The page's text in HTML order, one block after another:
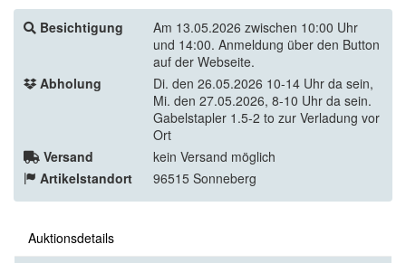
Besichtigung
Am 13.05.2026 zwischen 10:00 Uhr
und 14:00. Anmeldung über den Button
auf der Webseite.
Abholung
Di. den 26.05.2026 10-14 Uhr da sein,
Mi. den 27.05.2026, 8-10 Uhr da sein.
Gabelstapler 1.5-2 to zur Verladung vor
Ort
Versand
kein Versand möglich
Artikelstandort
96515 Sonneberg
Auktionsdetails